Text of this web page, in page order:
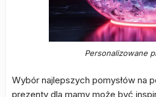
Personalizowane
Wybór najlepszych pomysłów na
prezenty dla mamy może być